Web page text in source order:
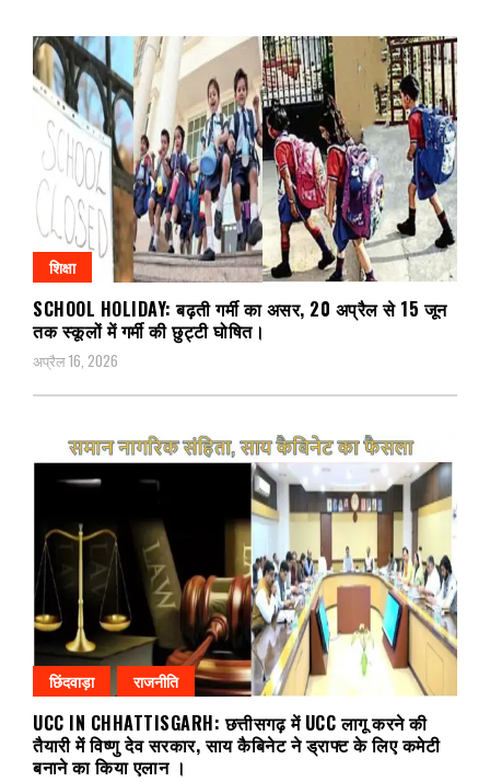
शिक्षा
SCHOOL HOLIDAY: बढ़ती गर्मी का असर, 20 अप्रैल से 15 जून
तक स्कूलों में गर्मी की छुट्टी घोषित।
अप्रैल 16, 2026
छिंदवाड़ा राजनीति
UCC IN CHHATTISGARH: छत्तीसगढ़ में UCC लागू करने की
तैयारी में विष्णु देव सरकार, साय कैबिनेट ने ड्राफ्ट के लिए कमेटी
बनाने का किया एलान ।